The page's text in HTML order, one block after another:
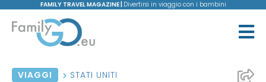
FAMILY TRAVEL MAGAZINE | Divertirsi in viaggio con i bambini
VIAGGI STATI UNITI